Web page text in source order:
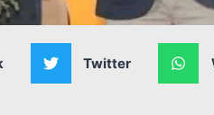
Twitter